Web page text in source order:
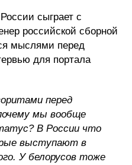
сыграет с
российской сборной
мыслями перед
для портала
перед
мы вообще
В России что
выступают в
У белорусов тоже